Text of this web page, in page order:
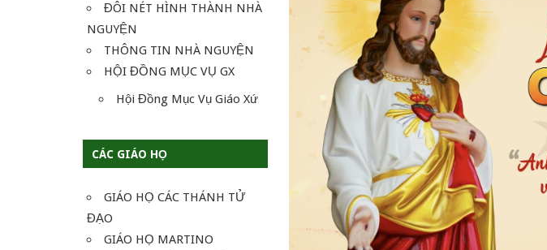
ĐÔI NÉT HÌNH THÀNH NHÀ
NGUYỆN
THÔNG TIN NHÀ NGUYỆN
HỘI ĐỒNG MỤC VỤ GX
Hội Đồng Mục Vụ Giáo Xứ
CÁC GIÁO HỌ
GIÁO HỌ CÁC THÁNH TỬ
ĐẠO
GIÁO HỌ MARTINO